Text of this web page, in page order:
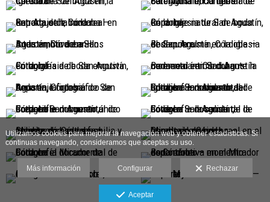
Utilizamos cookies para mejorar la navegación web y obtener estadísticas. Si
continuas navegando, consideramos que aceptas su uso.
Más información Configurar Rechazar
Aceptar